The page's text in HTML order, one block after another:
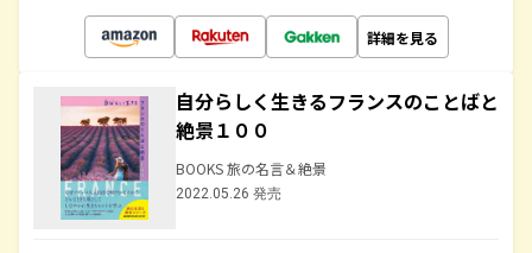
詳細を見る
自分らしく生きるフランスのことばと
絶景１００
BOOKS 旅の名言＆絶景
2022.05.26 発売